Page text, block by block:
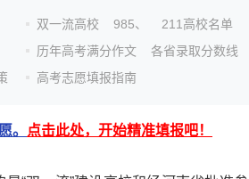
双一流高校 985、
211高校名单
历年高考满分作文
各省录取分数线
高考志愿填报指南
。 点击此处，开始精准填报吧！